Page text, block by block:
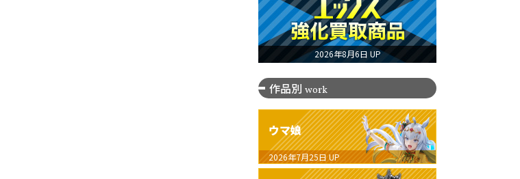
2026年8月6日 UP
作品別 work
ウマ娘
2026年7月25日 UP